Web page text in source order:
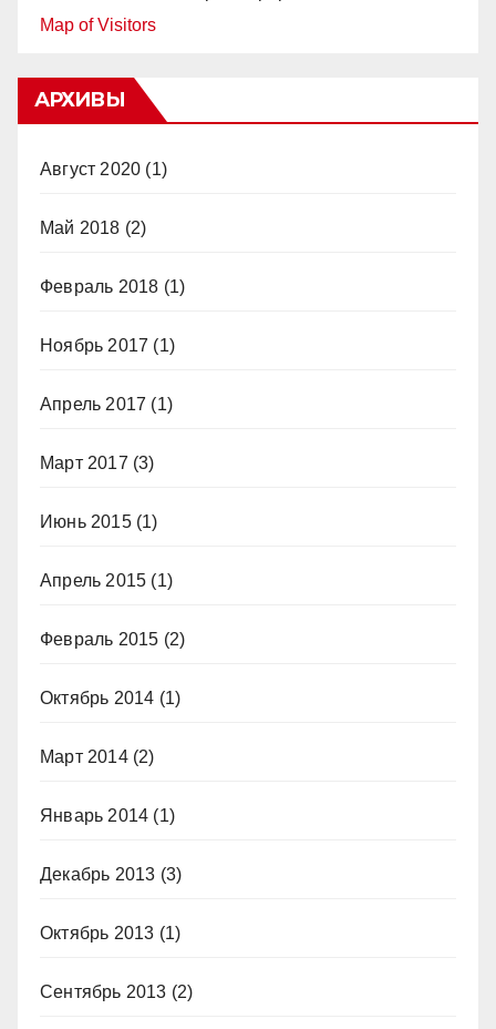
Map of Visitors
АРХИВЫ
Август 2020 (1)
Май 2018 (2)
Февраль 2018 (1)
Ноябрь 2017 (1)
Апрель 2017 (1)
Март 2017 (3)
Июнь 2015(1)
Апрель 2015 (1)
Февраль 2015 (2)
Октябрь 2014 (1)
Март 2014(2)
Январь 2014 (1)
Декабрь 2013 (3)
Октябрь 2013 (1)
Сентябрь 2013 (2)